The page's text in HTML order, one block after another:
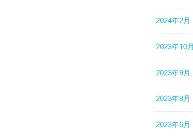
2024年2月
2023年10月
2023年9月
2023年8月
2023年6月